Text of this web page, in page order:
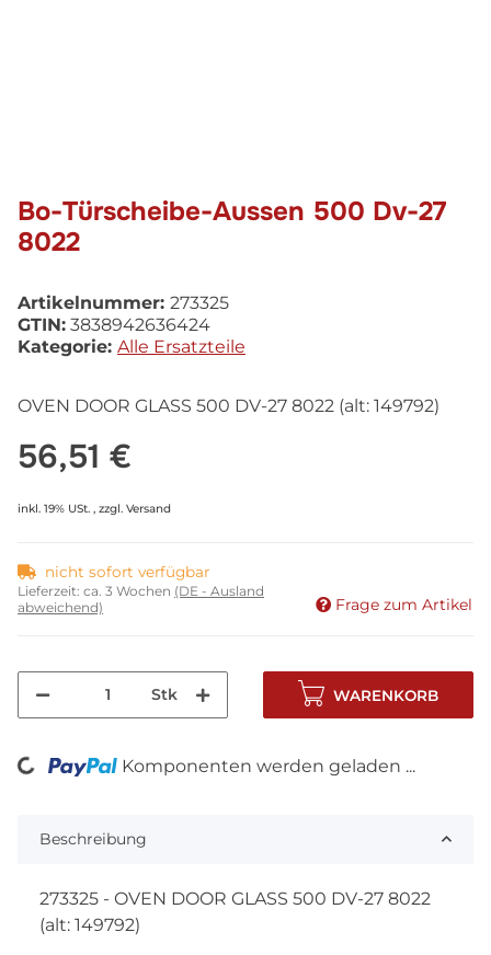
Bo-Türscheibe-Aussen 500 Dv-27
8022
Artikelnummer: 273325
GTIN: 3838942636424
Kategorie: Alle Ersatzteile
OVEN DOOR GLASS 500 DV-27 8022 (alt: 149792)
56,51 €
inkl. 19% USt. , zzgl. Versand
nicht sofort verfügbar
Lieferzeit: ca. 3 Wochen (DE - Ausland
abweichend)
Frage zum Artikel
Stk WARENKORB
Loading... Komponenten werden geladen ...
Beschreibung
273325 - OVEN DOOR GLASS 500 DV-27 8022
(alt: 149792)